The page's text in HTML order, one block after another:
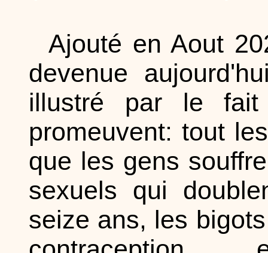
Ajouté en Aout
devenue
illustré par le
promeuvent: tout
que les gens
sexuels qui
seize ans, les